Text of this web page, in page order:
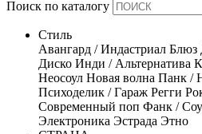
Поиск по каталогу
Стиль
Авангард / Индастриал Блюз
Диско Инди / Альтернатива
Неосоул Новая волна Панк /
Психоделик / Гараж Регги
Современный поп Фанк /
Электроника Эстрада Этно